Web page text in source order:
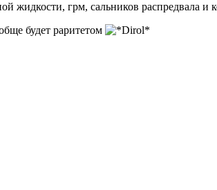
грм, сальников распредвала и
будет раритетом